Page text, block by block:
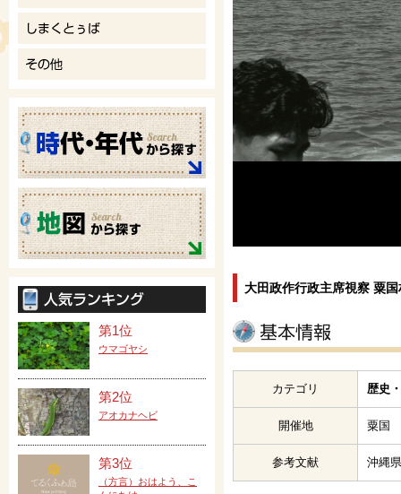
大田政作行政主席視察 粟
カテゴリ 歴史
開催地 粟国
参考文献 沖縄
第1位
ウマゴヤシ
第2位
アオカナヘビ
第3位
（方言）おはよう、こ